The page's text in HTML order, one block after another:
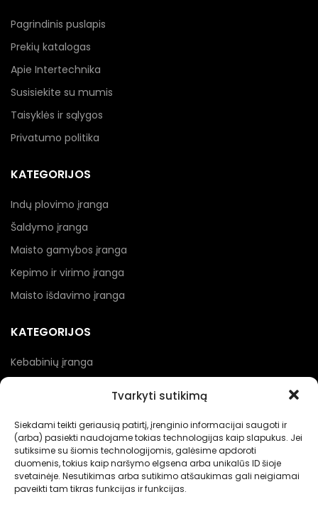
Tvarkyti sutikimą
Siekdami teikti geriausią patirtį, įrenginio informacijai saugoti ir
(arba) pasiekti naudojame tokias technologijas kaip slapukus. Jei
sutiksime su šiomis technologijomis, galėsime apdoroti
duomenis, tokius kaip naršymo elgsena arba unikalūs ID šioje
svetainėje. Nesutikimas arba sutikimo atšaukimas gali neigiamai
paveikti tam tikras funkcijas ir funkcijas.
Pagrindinis puslapis
Prekių katalogas
Apie Intertechnika
Susisiekite su mumis
Taisyklės ir sąlygos
Privatumo politika
KATEGORIJOS
Indų plovimo įranga
Šaldymo įranga
Maisto gamybos įranga
Kepimo ir virimo įranga
Maisto išdavimo įranga
KATEGORIJOS
Kebabinių įranga
Renginių įranga
Maisto pakavimo įranga